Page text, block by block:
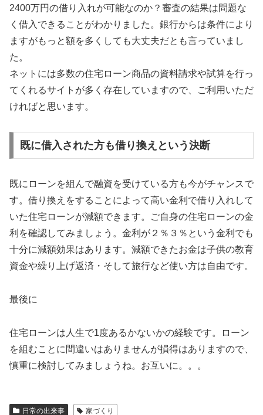
2400万円の借り入れが可能なのか？審査の結果は問題な
く借入できることがわかりました。銀行からは条件により
ますがもっと額を多くしても大丈夫だとも言っていまし
た。
ネットには多数の住宅ローン商品の資料請求や試算を行っ
てくれるサイトが多く存在していますので、ご利用いただ
ければと思います。
既に借入された方も借り換えという決断
既にローンを組んで融資を受けている方も今がチャンスで
す。借り換えをすることによって高い金利で借り入れして
いた住宅ローンが減額できます。ご自身の住宅ローンの金
利を確認してみましょう。金利が２％３％という金利でも
十分に減額効果はあります。減額できたお金は子供の教育
資金や繰り上げ返済・そして旅行など使い方は自由です。
最後に
住宅ローンは人生で1度あるかないかの経験です。ローン
を組むことに間違いはありませんが損得はありますので、
慎重に検討してみましょうね。お互いに。。。
日常の出来事 家づくり